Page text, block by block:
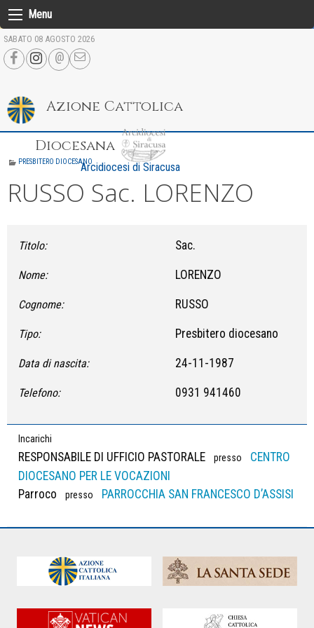
Skip
to
content
Menu
SABATO 08 AGOSTO 2026
Azione Cattolica
Diocesana
Arcidiocesi di Siracusa
PRESBITERO DIOCESANO
RUSSO Sac. LORENZO
Titolo: Sac.
Nome: LORENZO
Cognome: RUSSO
Tipo: Presbitero diocesano
Data di nascita: 24-11-1987
Telefono: 0931 941460
Incarichi
RESPONSABILE DI UFFICIO PASTORALE presso
CENTRO
DIOCESANO PER LE VOCAZIONI
Parroco
presso PARROCCHIA SAN FRANCESCO D’ASSISI